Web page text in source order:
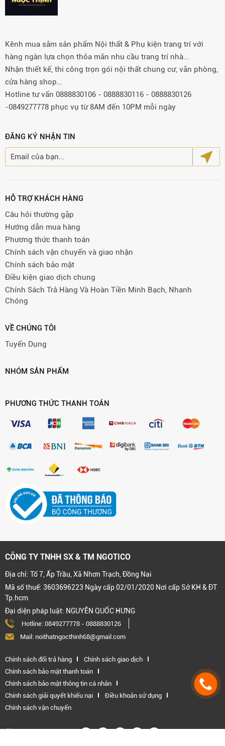
Kênh mua sắm sản phẩm Nội thất & Phụ kiện trang trí với
hàng ngàn lựa chọn thỏa mãn nhu cầu trang trí nhà...
Nhận thiết kế, thi công trọn gói nội thất chung cư, văn phòng,
cửa hàng shop…
Hotline tư vấn 0888830106 - 0888830116 - 0888830126
-0849277778 phục vụ từ 8AM đến 10PM mỗi ngày
ĐĂNG KÝ NHẬN TIN
HỖ TRỢ KHÁCH HÀNG
Câu hỏi thường gặp
Hướng dẫn mua hàng
Phương thức thanh toán
Chính sách vận chuyển và giao nhận
Chính sách bảo mật
Điều kiện giao dịch chung
Chính Sách Trả Hàng Và Hoàn Tiền Minh Bạch, Nhanh
Chóng
VỀ CHÚNG TÔI
Tuyển Dụng
NHÓM SẢN PHẨM
PHƯƠNG THỨC THANH TOÁN
CÔNG TY TNHH SX & TM NGOTICO
Địa chỉ: Tổ 7, Ấp Trầu, Xã Nhơn Trạch, Đồng Nai
Mã số thuế: 3603696223 Ngày cấp 02/01/2020 Nơi cấp Sở KH & ĐT
Tp.hcm
Đại diện pháp luật: NGUYỄN QUỐC HƯNG
Hotline: 0849277778 - 0888830126
Mail: noithatngocthinh68@gmail.com
Chính sách đổi trả hàng
Chính sách giao dịch
Chính sách bảo mật thanh toán
Chính sách bảo mật thông tin cá nhân
Chính sách giải quyết khiếu nại
Điều khoản sử dụng
Chính sách vận chuyển